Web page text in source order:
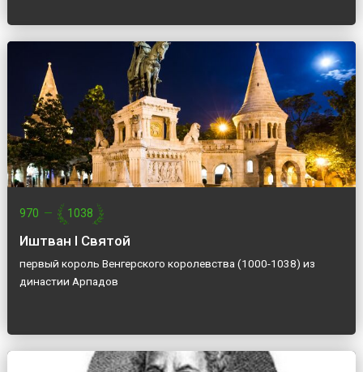
970 — 1038
Иштван I Святой
первый король Венгерского королевства (1000-1038) из
династии Арпадов